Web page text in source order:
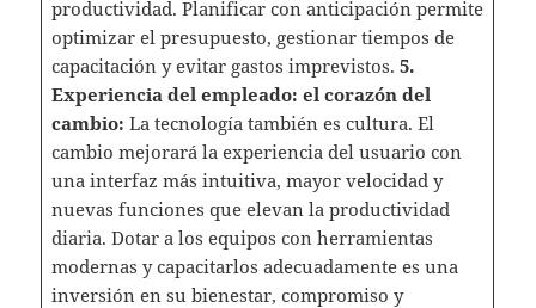
productividad. Planificar con anticipación permite
optimizar el presupuesto, gestionar tiempos de
capacitación y evitar gastos imprevistos. 5.
Experiencia del empleado: el corazón del
cambio: La tecnología también es cultura. El
cambio mejorará la experiencia del usuario con
una interfaz más intuitiva, mayor velocidad y
nuevas funciones que elevan la productividad
diaria. Dotar a los equipos con herramientas
modernas y capacitarlos adecuadamente es una
inversión en su bienestar, compromiso y